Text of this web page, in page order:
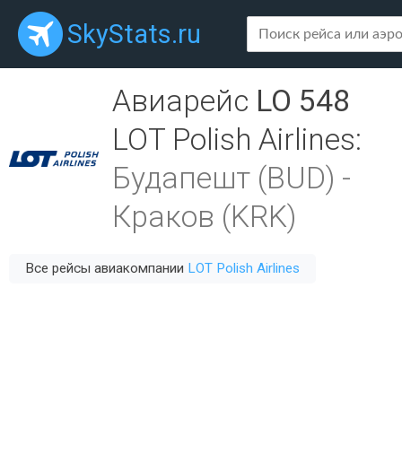
SkyStats.ru
Авиарейс LO 548
LOT Polish Airlines:
Будапешт (BUD) -
Краков (KRK)
Все рейсы авиакомпании LOT Polish Airlines